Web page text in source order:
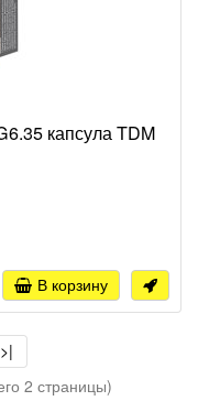
капсула TDM
В корзину
>|
2 страницы)